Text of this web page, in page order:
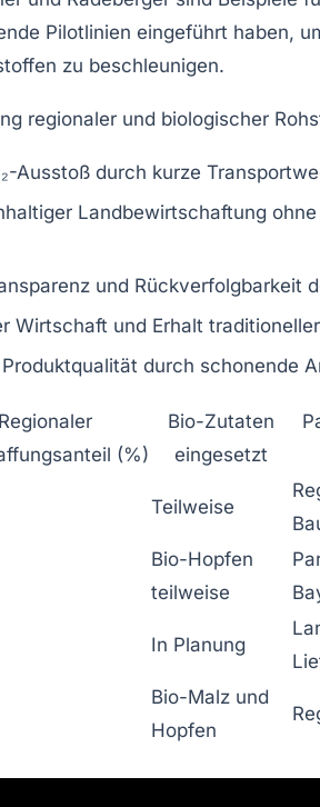
Pilotlinien eingeführt haben,
zu beschleunigen.
regionaler und biologischer
Ausstoß durch kurze
Landbewirtschaftung
und Rückverfolgbarkeit
Wirtschaft und Erhalt
durch schonende
Regionaler
(%)
Bio-Zutaten
eingesetzt
Teilweise
Bio-Hopfen
teilweise
In Planung
Bio-Malz und
Hopfen